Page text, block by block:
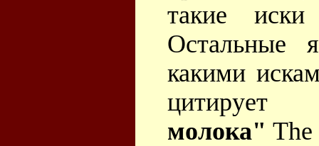
такие иски
Остальные
какими
молока"